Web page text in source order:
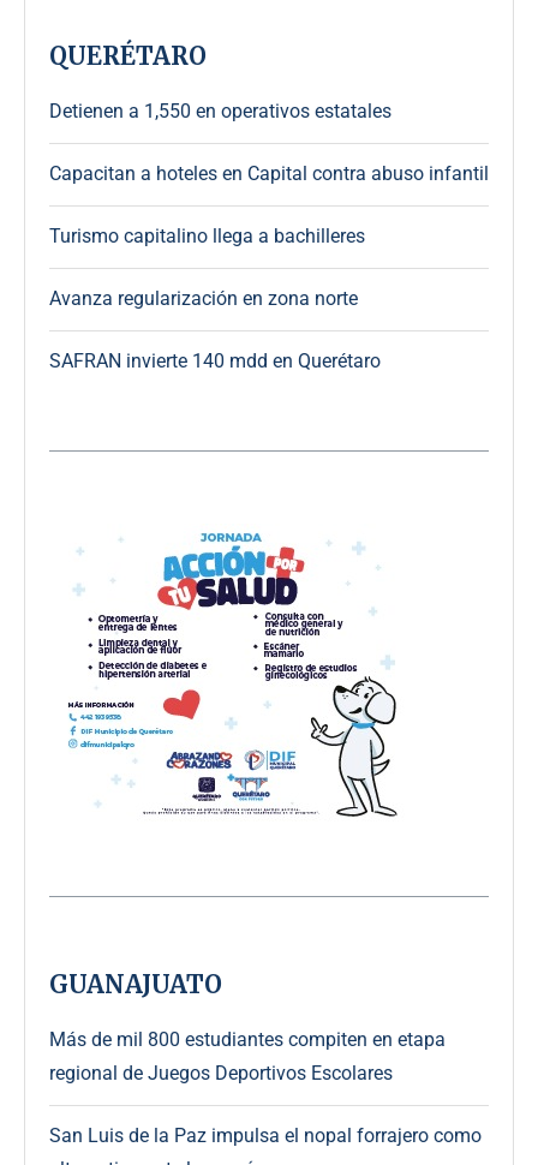
QUERÉTARO
Detienen a 1,550 en operativos estatales
Capacitan a hoteles en Capital contra abuso infantil
Turismo capitalino llega a bachilleres
Avanza regularización en zona norte
SAFRAN invierte 140 mdd en Querétaro
GUANAJUATO
Más de mil 800 estudiantes compiten en etapa
regional de Juegos Deportivos Escolares
San Luis de la Paz impulsa el nopal forrajero como